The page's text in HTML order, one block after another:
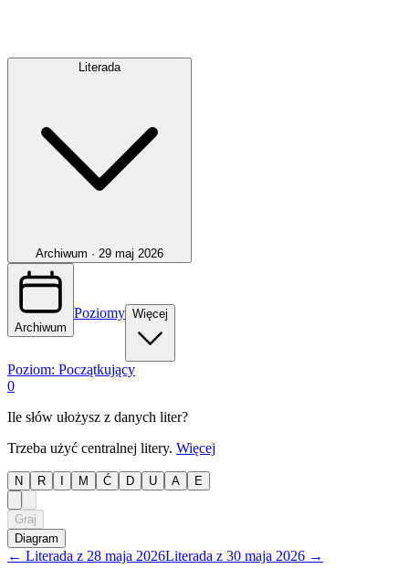
Literada
Archiwum · 29 maj 2026
Archiwum
Poziomy Więcej
Poziom: Początkujący
0
Ile słów ułożysz z danych liter?
Trzeba użyć centralnej litery. Więcej
N R M Ć D U A E
Graj
Diagram
← Literada z 28 maja 2026Literada z 30 maja 2026 →